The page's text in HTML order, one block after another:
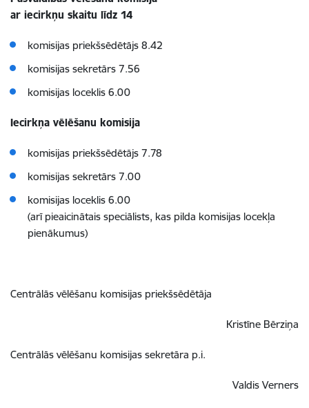
ar iecirkņu skaitu līdz 14
komisijas priekšsēdētājs 8.42
komisijas sekretārs 7.56
komisijas loceklis 6.00
Iecirkņa vēlēšanu komisija
komisijas priekšsēdētājs 7.78
komisijas sekretārs 7.00
komisijas loceklis 6.00
(arī pieaicinātais speciālists, kas pilda komisijas locekļa
pienākumus)
Centrālās vēlēšanu komisijas priekšsēdētāja
Kristīne Bērziņa
Centrālās vēlēšanu komisijas sekretāra p.i.
Valdis Verners